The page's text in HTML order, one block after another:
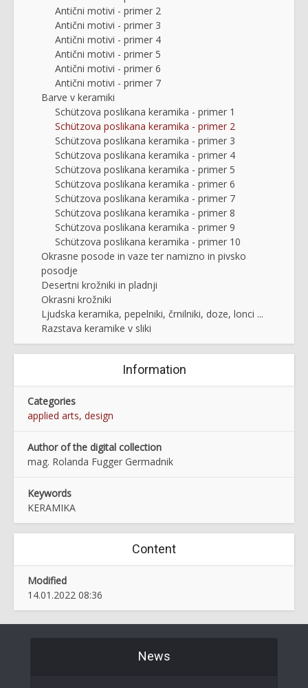
Antični motivi - primer 2
Antični motivi - primer 3
Antični motivi - primer 4
Antični motivi - primer 5
Antični motivi - primer 6
Antični motivi - primer 7
Barve v keramiki
Schützova poslikana keramika - primer 1
Schützova poslikana keramika - primer 2
Schützova poslikana keramika - primer 3
Schützova poslikana keramika - primer 4
Schützova poslikana keramika - primer 5
Schützova poslikana keramika - primer 6
Schützova poslikana keramika - primer 7
Schützova poslikana keramika - primer 8
Schützova poslikana keramika - primer 9
Schützova poslikana keramika - primer 10
Okrasne posode in vaze ter namizno in pivsko
posodje
Desertni krožniki in pladnji
Okrasni krožniki
Ljudska keramika, pepelniki, črnilniki, doze, lonci ...
Razstava keramike v sliki
Information
Categories
applied arts, design
Author of the digital collection
mag. Rolanda Fugger Germadnik
Keywords
KERAMIKA
Content
Modified
14.01.2022 08:36
News